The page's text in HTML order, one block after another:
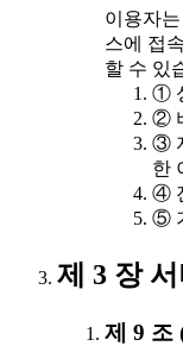
이용자
스에 접
할 수 있
①
②
③
한
④
⑤
제 3 장
제 9 조